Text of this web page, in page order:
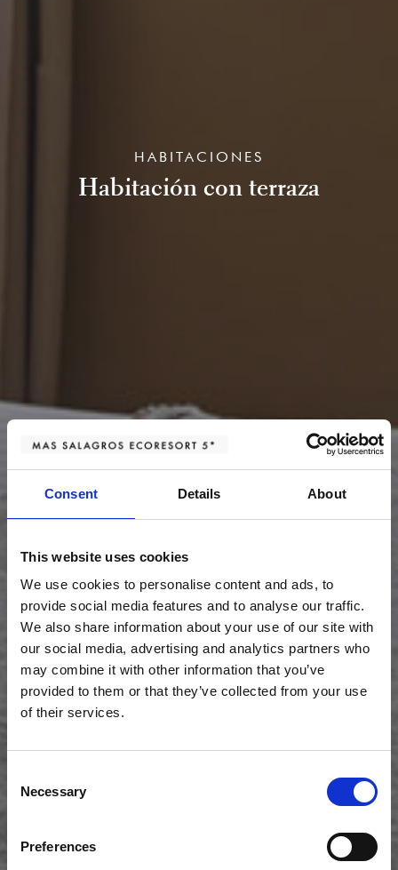
Consent Details About
This website uses cookies
We use cookies to personalise content and ads, to
provide social media features and to analyse our traffic.
We also share information about your use of our site with
our social media, advertising and analytics partners who
may combine it with other information that you’ve
provided to them or that they’ve collected from your use
of their services.
Selection
Necessary
Preferences
HABITACIONES
Habitación con terraza